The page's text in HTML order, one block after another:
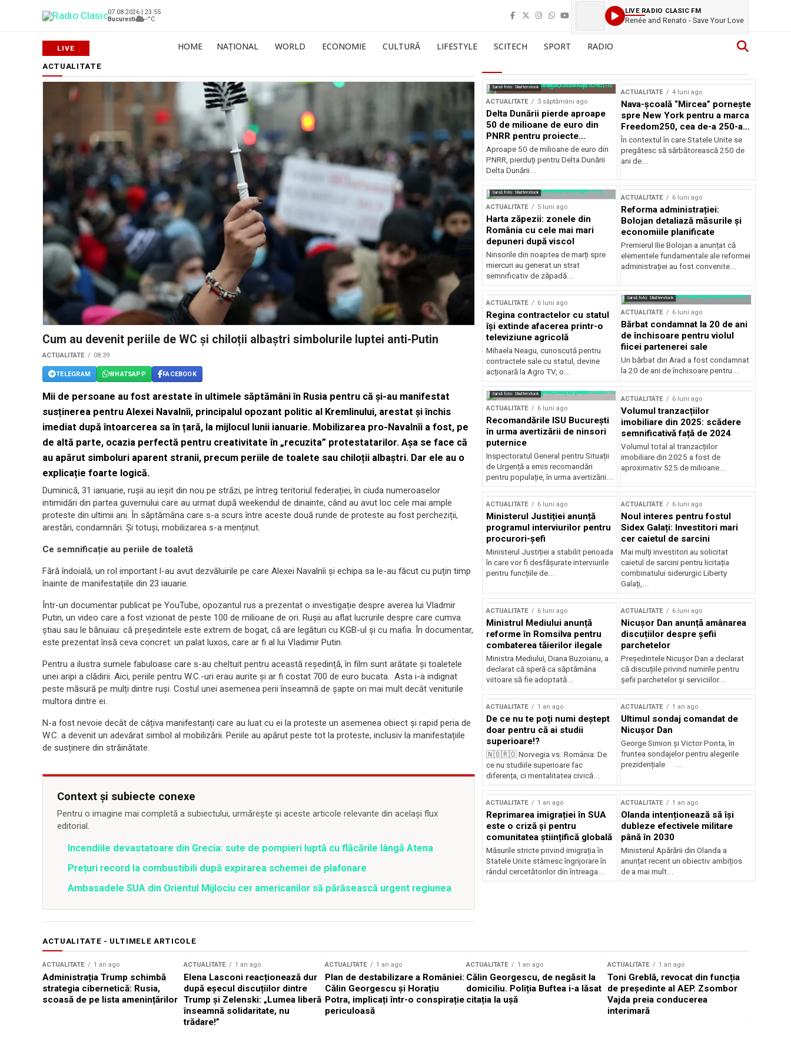
07.08.2026 | 23:55
Bucuresti
--°C
LIVE RADIO CLASIC FM
Renée and Renato - Save Your Love
HOME NAȚIONAL WORLD ECONOMIE CULTURĂ LIFESTYLE SCITECH SPORT RADIO
ACTUALITATE
Cum au devenit periile de WC și chiloții albaștri simbolurile luptei anti-Putin
ACTUALITATE 08:39
TELEGRAM WHATSAPP FACEBOOK
Mii de persoane au fost arestate în ultimele săptămâni în Rusia pentru că și-au manifestat
susținerea pentru Alexei Navalnîi, principalul opozant politic al Kremlinului, arestat și închis
imediat după întoarcerea sa în țară, la mijlocul lunii ianuarie. Mobilizarea pro-Navalnîi a fost, pe
de altă parte, ocazia perfectă pentru creativitate în „recuzita” protestatarilor. Așa se face că
au apărut simboluri aparent stranii, precum periile de toalete sau chiloții albaștri. Dar ele au o
explicație foarte logică.
Duminică, 31 ianuarie, rușii au ieșit din nou pe străzi, pe întreg teritoriul federației, în ciuda numeroaselor
intimidări din partea guvernului care au urmat după weekendul de dinainte, când au avut loc cele mai ample
proteste din ultimii ani. În săptămâna care s-a scurs între aceste două runde de proteste au fost percheziții,
arestări, condamnări. Și totuși, mobilizarea s-a menținut.
Ce semnificație au periile de toaletă
Fără îndoială, un rol important l-au avut dezvăluirile pe care Alexei Navalnîi și echipa sa le-au făcut cu puțin timp
înainte de manifestațiile din 23 iauarie.
Într-un documentar publicat pe YouTube, opozantul rus a prezentat o investigație despre averea lui Vladmir
Putin, un video care a fost vizionat de peste 100 de milioane de ori. Rușii au aflat lucrurile despre care cumva
știau sau le bănuiau: că președintele este extrem de bogat, că are legături cu KGB-ul și cu mafia. În documentar,
este prezentat însă ceva concret: un palat luxos, care ar fi al lui Vladimir Putin.
Pentru a ilustra sumele fabuloase care s-au cheltuit pentru această reședință, în film sunt arătate și toaletele
unei aripi a clădirii. Aici, periile pentru W.C.-uri erau aurite și ar fi costat 700 de euro bucata. Asta i-a indignat
peste măsură pe mulți dintre ruși. Costul unei asemenea perii înseamnă de șapte ori mai mult decât veniturile
multora dintre ei.
N-a fost nevoie decât de câțiva manifestanți care au luat cu ei la proteste un asemenea obiect și rapid peria de
W.C. a devenit un adevărat simbol al mobilizării. Periile au apărut peste tot la proteste, inclusiv la manifestațiile
de susținere din străinătate.
Context și subiecte conexe
Pentru o imagine mai completă a subiectului, urmărește și aceste articole relevante din același flux
editorial.
Incendiile devastatoare din Grecia: sute de pompieri luptă cu flăcările lângă Atena
Prețuri record la combustibili după expirarea schemei de plafonare
Ambasadele SUA din Orientul Mijlociu cer americanilor să părăsească urgent regiunea
Sursă foto: Shutterstock
ACTUALITATE 3 săptămâni ago
Delta Dunării pierde aproape
50 de milioane de euro din
PNRR pentru proiecte
esențiale
Aproape 50 de milioane de euro din
PNRR, pierduți pentru Delta Dunării
Delta Dunării...
ACTUALITATE 4 luni ago
Nava-școală “Mircea” pornește
spre New York pentru a marca
Freedom250, cea de-a 250-a
aniversare a Statelor Unite
În contextul în care Statele Unite se
pregătesc să sărbătorească 250 de
ani de...
Sursă foto: Shutterstock
ACTUALITATE 5 luni ago
Harta zăpezii: zonele din
România cu cele mai mari
depuneri după viscol
Ninsorile din noaptea de marți spre
miercuri au generat un strat
semnificativ de zăpadă...
ACTUALITATE 6 luni ago
Reforma administrației:
Bolojan detaliază măsurile și
economiile planificate
Premierul Ilie Bolojan a anunțat că
elementele fundamentale ale reformei
administrației au fost convenite...
ACTUALITATE 6 luni ago
Regina contractelor cu statul
își extinde afacerea printr-o
televiziune agricolă
Mihaela Neagu, cunoscută pentru
contractele sale cu statul, devine
acționară la Agro TV, o...
Sursă foto: Shutterstock
ACTUALITATE 6 luni ago
Bărbat condamnat la 20 de ani
de închisoare pentru violul
fiicei partenerei sale
Un bărbat din Arad a fost condamnat
la 20 de ani de închisoare pentru...
Sursă foto: Shutterstock
ACTUALITATE 6 luni ago
Recomandările ISU București
în urma avertizării de ninsori
puternice
Inspectoratul General pentru Situații
de Urgență a emis recomandări
pentru populație, în urma avertizării...
ACTUALITATE 6 luni ago
Volumul tranzacțiilor
imobiliare din 2025: scădere
semnificativă față de 2024
Volumul total al tranzacțiilor
imobiliare din 2025 a fost de
aproximativ 525 de milioane...
ACTUALITATE 6 luni ago
Ministerul Justiției anunță
programul interviurilor pentru
procurori-șefi
Ministerul Justiției a stabilit perioada
în care vor fi desfășurate interviurile
pentru funcțiile de...
ACTUALITATE 6 luni ago
Noul interes pentru fostul
Sidex Galați: Investitori mari
cer caietul de sarcini
Mai mulți investitori au solicitat
caietul de sarcini pentru licitația
combinatului siderurgic Liberty
Galați,...
ACTUALITATE 6 luni ago
Ministrul Mediului anunță
reforme în Romsilva pentru
combaterea tăierilor ilegale
Ministra Mediului, Diana Buzoianu, a
declarat că speră ca săptămâna
viitoare să fie adoptată...
ACTUALITATE 6 luni ago
Nicușor Dan anunță amânarea
discuțiilor despre șefii
parchetelor
Președintele Nicușor Dan a declarat
că discuțiile privind numirile pentru
șefii parchetelor și serviciilor...
ACTUALITATE 1 an ago
De ce nu te poți numi deștept
doar pentru că ai studii
superioare!?
🇳🇴🇷🇴 Norvegia vs. România: De
ce nu studiile superioare fac
diferența, ci mentalitatea civică...
ACTUALITATE 1 an ago
Ultimul sondaj comandat de
Nicușor Dan
George Simion și Victor Ponta, în
fruntea sondajelor pentru alegerile
prezidențiale ...
ACTUALITATE 1 an ago
Reprimarea imigrației în SUA
este o criză și pentru
comunitatea științifică globală
Măsurile stricte privind imigrația în
Statele Unite stârnesc îngrijorare în
rândul cercetătorilor din întreaga...
ACTUALITATE 1 an ago
Olanda intenționează să își
dubleze efectivele militare
până în 2030
Ministerul Apărării din Olanda a
anunțat recent un obiectiv ambițios
de a mai mult...
ACTUALITATE - ULTIMELE ARTICOLE
ACTUALITATE 1 an ago
Administrația Trump schimbă
strategia cibernetică: Rusia,
scoasă de pe lista amenințărilor
ACTUALITATE 1 an ago
Elena Lasconi reacționează dur
după eșecul discuțiilor dintre
Trump și Zelenski: „Lumea liberă
înseamnă solidaritate, nu
trădare!”
ACTUALITATE 1 an ago
Plan de destabilizare a României:
Călin Georgescu și Horațiu
Potra, implicați într-o conspirație
periculoasă
ACTUALITATE 1 an ago
Călin Georgescu, de negăsit la
domiciliu. Poliția Buftea i-a lăsat
citația la ușă
ACTUALITATE 1 an ago
Toni Greblă, revocat din funcția
de președinte al AEP. Zsombor
Vajda preia conducerea
interimară